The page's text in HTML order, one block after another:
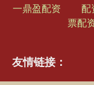
一鼎盈配资 配
票配
友情链接：